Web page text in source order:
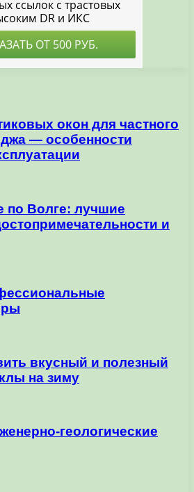
окон для частного
— особенности
по Волге: лучшие
и
вкусный и полезный
на зиму
геологические